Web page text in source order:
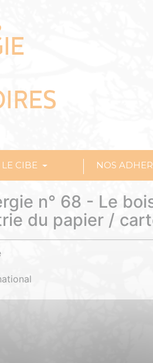
LE CIBE NOS
n° 68 - Le
du papier /